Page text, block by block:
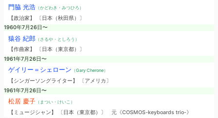
門脇 光浩（かどわき・みつひろ）
【政治家】 〔日本（秋田県）〕
1960年7月26日〜
猿谷 紀郎（さるや・としろう）
【作曲家】 〔日本（東京都）〕
1961年7月26日〜
ゲイリー＝シェローン （Gary Cherone）
【シンガーソングライター】 〔アメリカ〕
1961年7月26日〜
松居 慶子（まつい・けいこ）
【ミュージシャン】 〔日本（東京都）〕 元《COSMOS-keyboards trio-》